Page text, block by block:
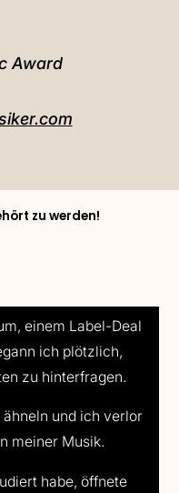
Award
zu werden!
einem Label-Deal
ich plötzlich,
zu hinterfragen.
und ich verlor
meiner Musik.
habe, öffnete